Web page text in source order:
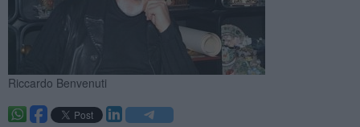
Riccardo Benvenuti